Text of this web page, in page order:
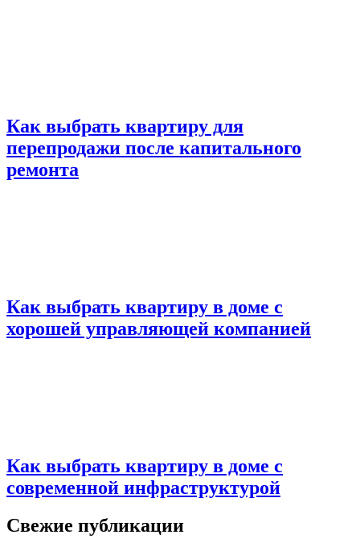
Как выбрать квартиру для
перепродажи после капитального
ремонта
Как выбрать квартиру в доме с
хорошей управляющей компанией
Как выбрать квартиру в доме с
современной инфраструктурой
Свежие публикации